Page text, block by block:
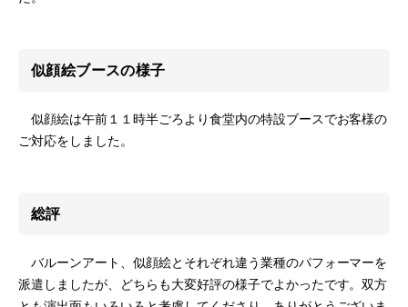
似顔絵ブースの様子
似顔絵は午前１１時半ごろより食堂内の特設ブースでお客様の
ご対応をしました。
総評
バルーンアート、似顔絵とそれぞれ違う業種のパフォーマーを
派遣しましたが、どちらも大変好評の様子でよかったです。双方